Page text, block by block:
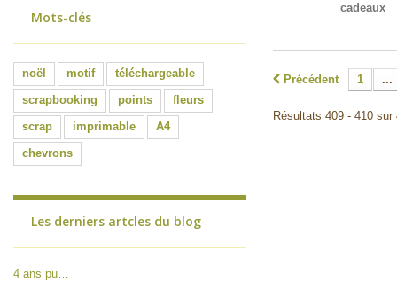
Mots-clés
noël motif
téléchargeable
scrapbooking
points
fleurs
scrap
imprimable
A4
chevrons
Les derniers artcles du blog
4 ans pu…
cadeaux
Précédent 1 ...
Résultats 409 - 410 sur